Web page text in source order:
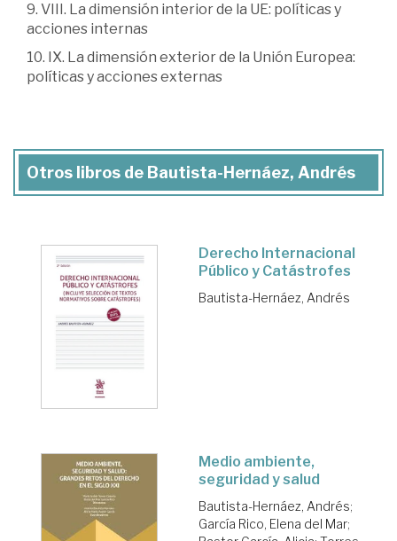
9. VIII. La dimensión interior de la UE: políticas y
acciones internas
10. IX. La dimensión exterior de la Unión Europea:
políticas y acciones externas
Otros libros de Bautista-Hernáez, Andrés
Derecho Internacional
Público y Catástrofes
Bautista-Hernáez, Andrés
Medio ambiente,
seguridad y salud
Bautista-Hernáez, Andrés;
García Rico, Elena del Mar;